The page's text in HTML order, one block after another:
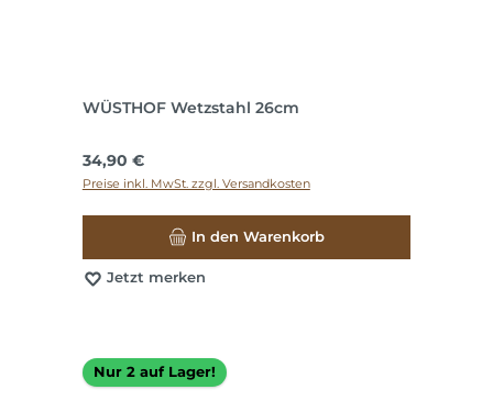
WÜSTHOF Wetzstahl 26cm
Regulärer Preis:
34,90 €
Preise inkl. MwSt. zzgl. Versandkosten
In den Warenkorb
Jetzt merken
Nur 2 auf Lager!